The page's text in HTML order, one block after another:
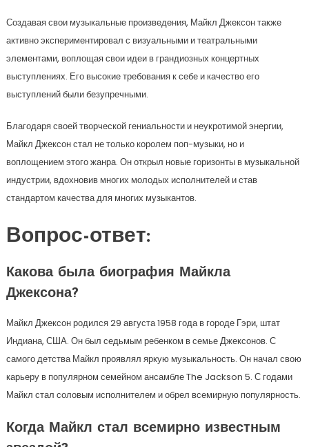
Создавая свои музыкальные произведения, Майкл Джексон также
активно экспериментировал с визуальными и театральными
элементами, воплощая свои идеи в грандиозных концертных
выступлениях. Его высокие требования к себе и качество его
выступлений были безупречными.
Благодаря своей творческой гениальности и неукротимой энергии,
Майкл Джексон стал не только королем поп-музыки, но и
воплощением этого жанра. Он открыл новые горизонты в музыкальной
индустрии, вдохновив многих молодых исполнителей и став
стандартом качества для многих музыкантов.
Вопрос-ответ:
Какова была биография Майкла
Джексона?
Майкл Джексон родился 29 августа 1958 года в городе Гэри, штат
Индиана, США. Он был седьмым ребенком в семье Джексонов. С
самого детства Майкл проявлял яркую музыкальность. Он начал свою
карьеру в популярном семейном ансамбле The Jackson 5. С годами
Майкл стал соловым исполнителем и обрел всемирную популярность.
Когда Майкл стал всемирно известным